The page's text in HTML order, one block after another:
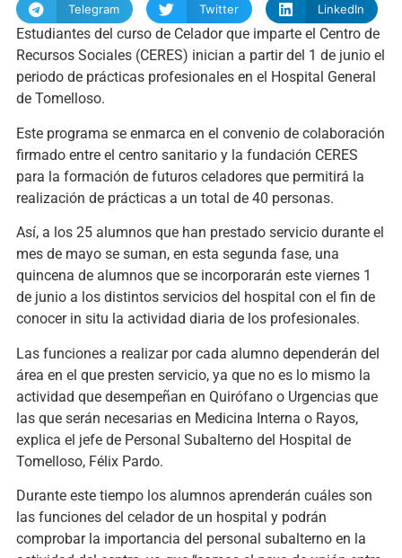
Telegram Twitter LinkedIn
Estudiantes del curso de Celador que imparte el Centro de
Recursos Sociales (CERES) inician a partir del 1 de junio el
periodo de prácticas profesionales en el Hospital General
de Tomelloso.
Este programa se enmarca en el convenio de colaboración
firmado entre el centro sanitario y la fundación CERES
para la formación de futuros celadores que permitirá la
realización de prácticas a un total de 40 personas.
Así, a los 25 alumnos que han prestado servicio durante el
mes de mayo se suman, en esta segunda fase, una
quincena de alumnos que se incorporarán este viernes 1
de junio a los distintos servicios del hospital con el fin de
conocer in situ la actividad diaria de los profesionales.
Las funciones a realizar por cada alumno dependerán del
área en el que presten servicio, ya que no es lo mismo la
actividad que desempeñan en Quirófano o Urgencias que
las que serán necesarias en Medicina Interna o Rayos,
explica el jefe de Personal Subalterno del Hospital de
Tomelloso, Félix Pardo.
Durante este tiempo los alumnos aprenderán cuáles son
las funciones del celador de un hospital y podrán
comprobar la importancia del personal subalterno en la